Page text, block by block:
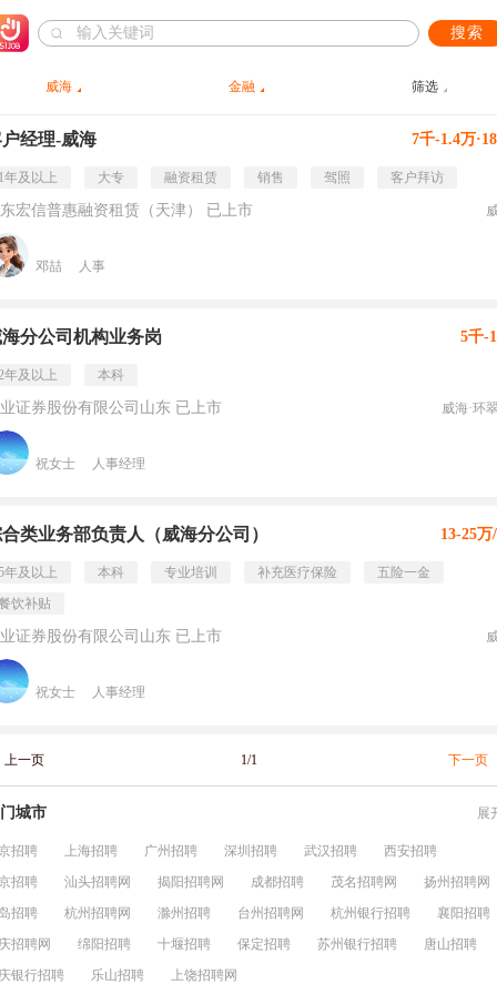
搜索
威海 金融 筛选
经理-威海 7千-1.4万
年及以上 大专 融资租赁 销售 驾照 客户拜访
宏信普惠融资租赁（天津） 已上市
邓喆 人事
分公司机构业务岗 5千-
年及以上 本科
证券股份有限公司山东 已上市 威海·环
祝女士 人事经理
类业务部负责人（威海分公司） 13-25万
年及以上 本科 专业培训 补充医疗保险
五险一金
饮补贴
证券股份有限公司山东 已上市
祝女士 人事经理
上一页 1/1 下一页
城市 展
招聘 上海招聘 广州招聘 深圳招聘 武汉招聘
西安招聘
招聘
汕头招聘网 揭阳招聘网 成都招聘 茂名招聘网
扬州招聘网
招聘
杭州招聘网 滁州招聘 台州招聘网 杭州银行招聘
襄阳招聘
招聘网
绵阳招聘 十堰招聘 保定招聘 苏州银行招聘
唐山招聘
银行招聘
乐山招聘 上饶招聘网